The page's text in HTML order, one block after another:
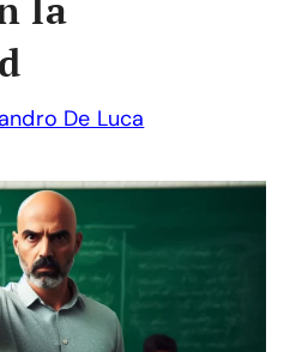
De Luca